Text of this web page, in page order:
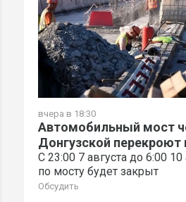
вчера в 18:30
Автомобильный мост
Донгузской
С 23:00 7 августа до 6:00 10
по мосту будет закрыт
Обсудить